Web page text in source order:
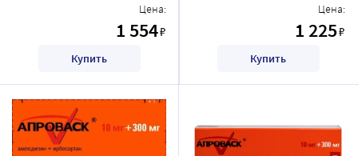
Цена:
1 554₽
Купить
Цена:
1 225₽
Купить